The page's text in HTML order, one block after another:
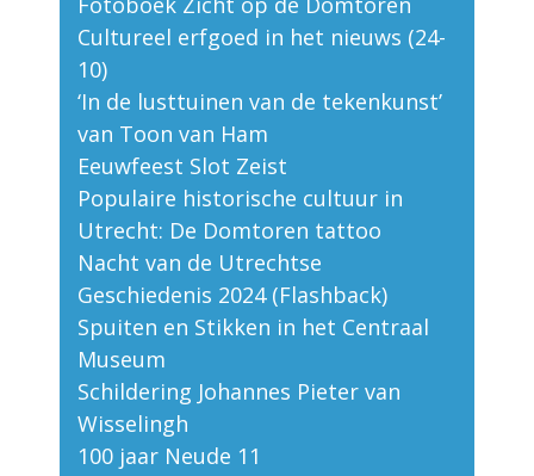
Cultureel erfgoed in het nieuws (24-
10)
‘In de lusttuinen van de tekenkunst’
van Toon van Ham
Eeuwfeest Slot Zeist
Populaire historische cultuur in
Utrecht: De Domtoren tattoo
Nacht van de Utrechtse
Geschiedenis 2024 (Flashback)
Spuiten en Stikken in het Centraal
Museum
Schildering Johannes Pieter van
Wisselingh
100 jaar Neude 11